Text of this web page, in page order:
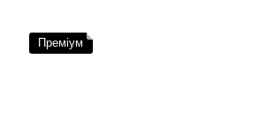
Преміум